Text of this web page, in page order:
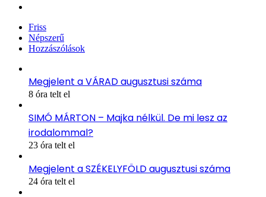
Friss
Népszerű
Hozzászólások
Megjelent a VÁRAD augusztusi száma
8 óra telt el
SIMÓ MÁRTON – Majka nélkül. De mi lesz az
irodalommal?
23 óra telt el
Megjelent a SZÉKELYFÖLD augusztusi száma
24 óra telt el